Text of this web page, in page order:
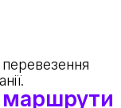
маршрути